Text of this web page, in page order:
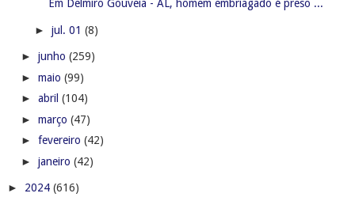
Em Delmiro Gouveia - AL, homem embriagado é preso ...
► jul. 01 (8)
► junho (259)
► maio (99)
► abril (104)
► março (47)
► fevereiro (42)
► janeiro (42)
► 2024 (616)